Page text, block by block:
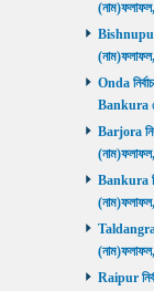
Bishnupur
Onda
Bankura
Barjora
Bankura
Taldangra
Raipur